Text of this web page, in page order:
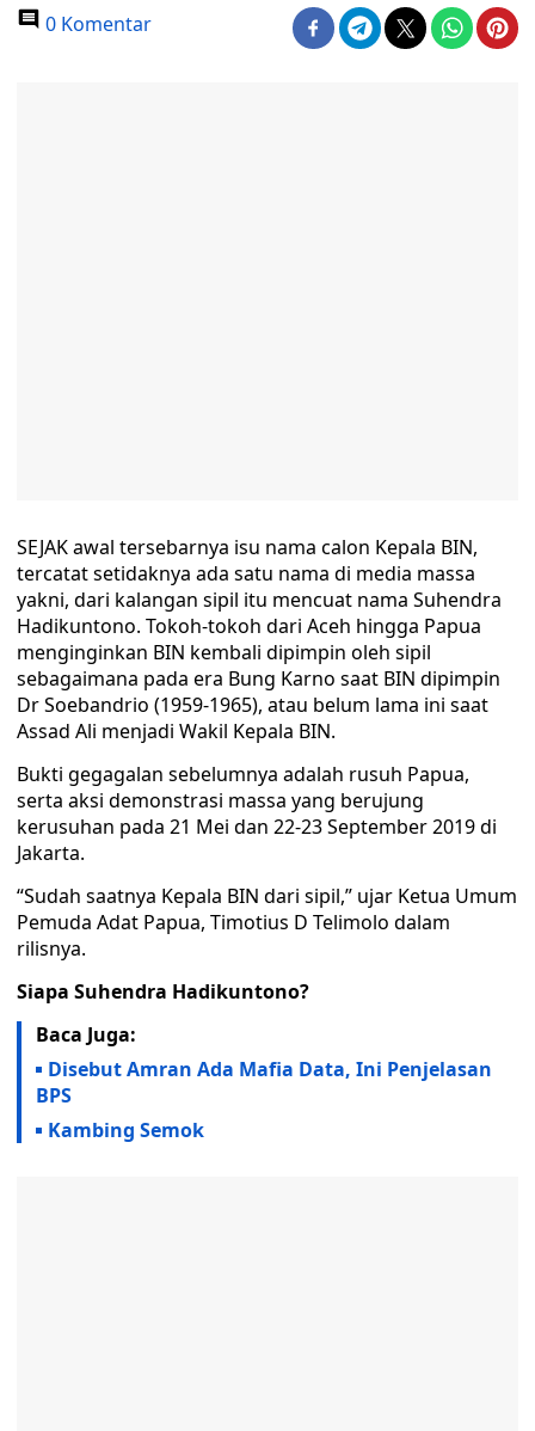
0 Komentar
SEJAK awal tersebarnya isu nama calon Kepala BIN,
tercatat setidaknya ada satu nama di media massa
yakni, dari kalangan sipil itu mencuat nama Suhendra
Hadikuntono. Tokoh-tokoh dari Aceh hingga Papua
menginginkan BIN kembali dipimpin oleh sipil
sebagaimana pada era Bung Karno saat BIN dipimpin
Dr Soebandrio (1959-1965), atau belum lama ini saat
Assad Ali menjadi Wakil Kepala BIN.
Bukti gegagalan sebelumnya adalah rusuh Papua,
serta aksi demonstrasi massa yang berujung
kerusuhan pada 21 Mei dan 22-23 September 2019 di
Jakarta.
“Sudah saatnya Kepala BIN dari sipil,” ujar Ketua Umum
Pemuda Adat Papua, Timotius D Telimolo dalam
rilisnya.
Siapa Suhendra Hadikuntono?
Baca Juga:
Disebut Amran Ada Mafia Data, Ini Penjelasan
BPS
Kambing Semok